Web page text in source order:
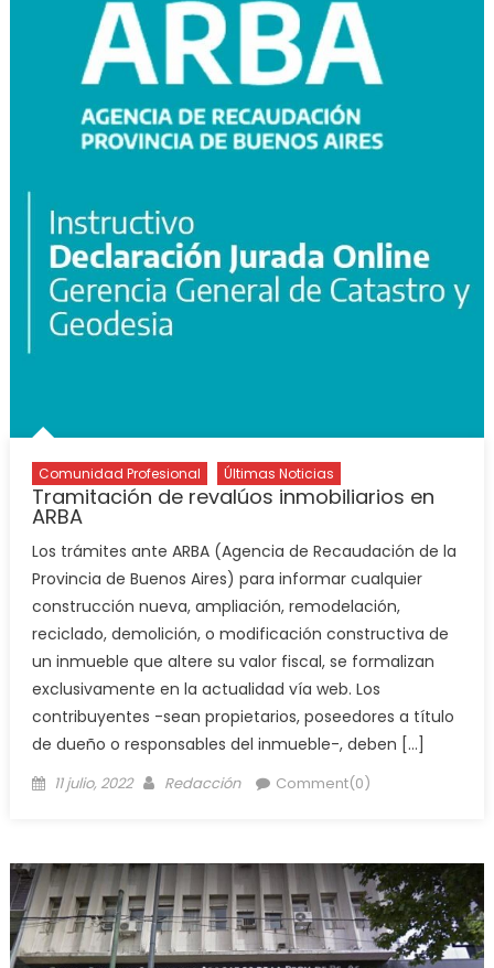
Comunidad Profesional Últimas Noticias
Tramitación de revalúos inmobiliarios en
ARBA
Los trámites ante ARBA (Agencia de Recaudación de la
Provincia de Buenos Aires) para informar cualquier
construcción nueva, ampliación, remodelación,
reciclado, demolición, o modificación constructiva de
un inmueble que altere su valor fiscal, se formalizan
exclusivamente en la actualidad vía web. Los
contribuyentes -sean propietarios, poseedores a título
de dueño o responsables del inmueble-, deben […]
11 julio, 2022 Redacción Comment(0)